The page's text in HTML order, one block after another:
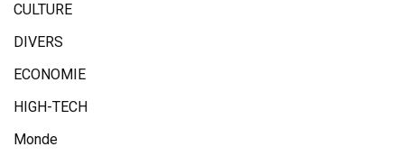
CULTURE
DIVERS
ECONOMIE
HIGH-TECH
Monde